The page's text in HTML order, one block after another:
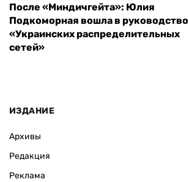
После «Миндичгейта»: Юлия
Подкоморная вошла в руководство
«Украинских распределительных
сетей»
ИЗДАНИЕ
Архивы
Редакция
Реклама